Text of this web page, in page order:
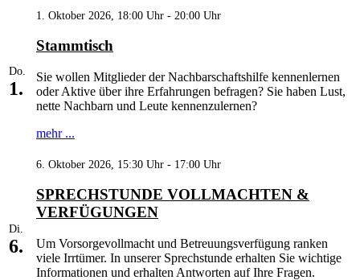
Do.
1.
1. Oktober 2026, 18:00 Uhr - 20:00 Uhr
Stammtisch
Sie wollen Mitglieder der Nachbarschaftshilfe kennenlernen
oder Aktive über ihre Erfahrungen befragen? Sie haben Lust,
nette Nachbarn und Leute kennenzulernen?
mehr ...
Di.
6.
6. Oktober 2026, 15:30 Uhr - 17:00 Uhr
SPRECHSTUNDE VOLLMACHTEN &
VERFÜGUNGEN
Um Vorsorgevollmacht und Betreuungsverfügung ranken
viele Irrtümer. In unserer Sprechstunde erhalten Sie wichtige
Informationen und erhalten Antworten auf Ihre Fragen.